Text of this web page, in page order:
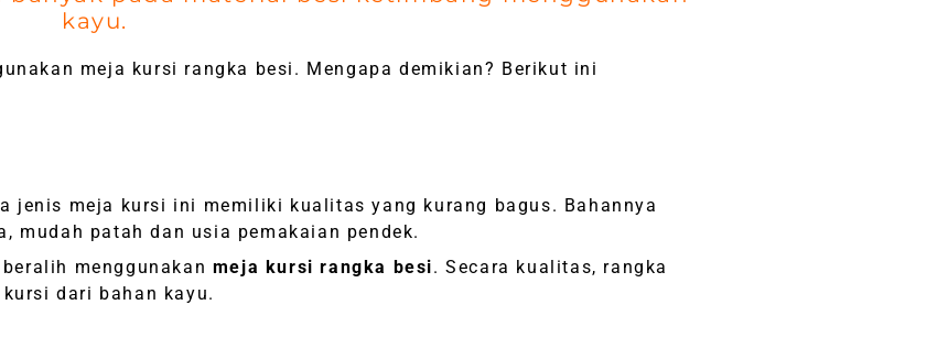
kayu.
meja kursi rangka besi. Mengapa demikian? Berikut ini
jenis meja kursi ini memiliki kualitas yang kurang bagus. Bahannya
mudah patah dan usia pemakaian pendek.
menggunakan meja kursi rangka besi. Secara kualitas, rangka
dari bahan kayu.